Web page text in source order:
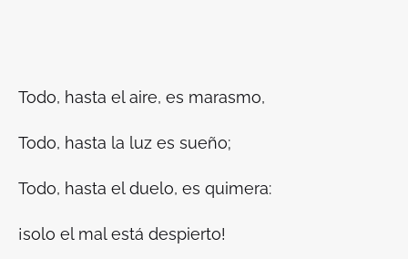
Todo, hasta el aire, es marasmo,
Todo, hasta la luz es sueño;
Todo, hasta elduelo, es quimera:
¡solo el mal está despierto!